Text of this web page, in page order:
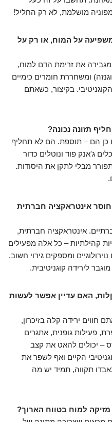
מושלמת, לא רק החליל!
משפיעה על המוח, או רק על
מגבירה את זרימת הדם למוח,
ומשחררת חומרים כימיים
בקיצור, כשאתם
כן הם – תוספת. הם לא תחליף
ג'אנק פוד ונוטלים כדור
מבלי לתקן את היסודות.
חוסר אינטראקציה חברתית
אינטראקציה חברתית,
קהילתיות – כל אלה מפעילים
ומספקים גירוי חשוב.
לירידה קוגניטיבית.
קלות, האם עדיין אפשר לעשות
חווים ירידה קלה בזיכרון,
פעילות גופנית, אתגרים
– יכולים להאט את קצב
הקיים ואף לשפר את
תקווה, תמיד יש מה